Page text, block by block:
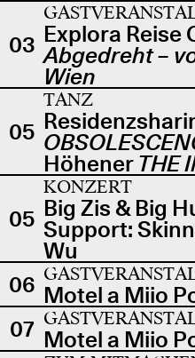
03 Explora Reise
Abgedreht –
Wien
05
TANZ
Höhener THE
05
KONZERT
Big Zis & Big
Support:
Wu
06 Motel a Miio
07 Motel a Miio